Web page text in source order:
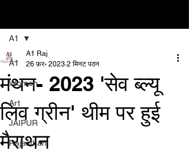
A1
Women
Art
JAIPUR
Rajasthan
A1
मंथन- 2023 'सेव ब्ल्यू
लिव ग्रीन' थीम पर हुई
मैराथन
A1 Raj
26 फ़र॰ 2023 2 मिनट पठन